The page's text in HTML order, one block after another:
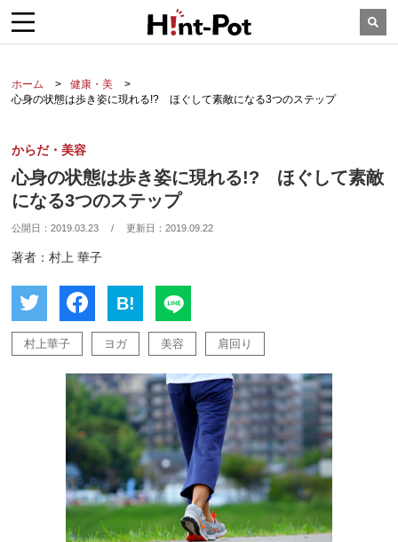
ホーム
健康・美
心身の状態は歩き姿に現れる!? ほぐして素敵になる3つのステップ
からだ・美容
心身の状態は歩き姿に現れる!? ほぐして素敵
になる3つのステップ
公開日：2019.03.23 / 更新日：2019.09.22
著者：村上 華子
B!
村上華子 ヨガ 美容 肩回り